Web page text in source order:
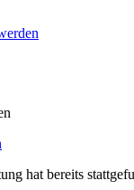
hat bereits